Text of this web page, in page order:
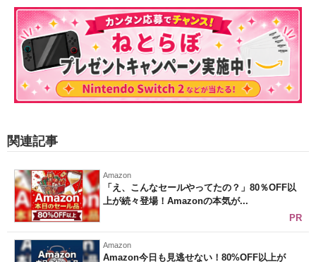
関連記事
Amazon
「え、こんなセールやってたの？」80％OFF以
上が続々登場！Amazonの本気が...
PR
Amazon
Amazon今日も見逃せない！80%OFF以上が